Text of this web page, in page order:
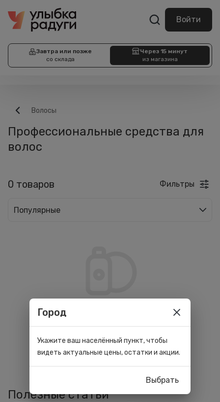
Войти
Завтра или позже
со склада
Через 15 минут
из магазина
Волосы
Профессиональные средства для
волос
0 товаров Фильтры
Популярные
нашлось. Попробуйте изменить
фильтры.
Полезные статьи
Город
Укажите ваш населённый пункт, чтобы
видеть актуальные цены, остатки и акции.
Выбрать